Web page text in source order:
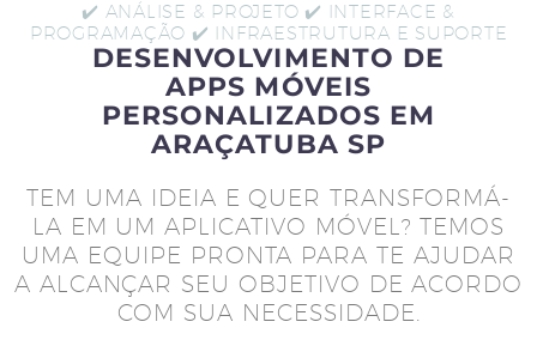
✔️ ANÁLISE & PROJETO ✔️ INTERFACE &
PROGRAMAÇÃO ✔️ INFRAESTRUTURA E SUPORTE
DESENVOLVIMENTO DE
APPS MÓVEIS
PERSONALIZADOS EM
ARAÇATUBA SP
TEM UMA IDEIA E QUER TRANSFORMÁ-
LA EM UM APLICATIVO MÓVEL? TEMOS
UMA EQUIPE PRONTA PARA TE AJUDAR
A ALCANÇAR SEU OBJETIVO DE ACORDO
COM SUA NECESSIDADE.